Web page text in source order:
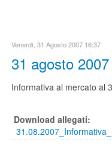
Venerdì, 31 Agosto 2007 16:37
31 agosto 2007
Informativa al mercato al
Download allegati: